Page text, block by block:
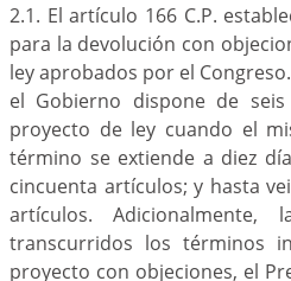
2.1. El artículo 166 C.P.
para la devolución con
ley aprobados por el
el Gobierno dispone de
proyecto de ley cuando el
término se extiende a diez
cincuenta artículos; y hasta
artículos.
transcurridos los términos
proyecto con objeciones, el